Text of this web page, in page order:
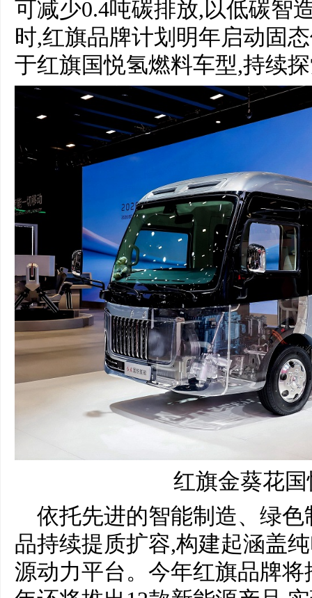
可减少0.4吨碳排放,以低碳智
时,红旗品牌计划明年启动固
于红旗国悦氢燃料车型,持续
红旗金葵花
依托先进的智能制造、绿
品持续提质扩容,构建起涵盖
源动力平台。今年红旗品牌